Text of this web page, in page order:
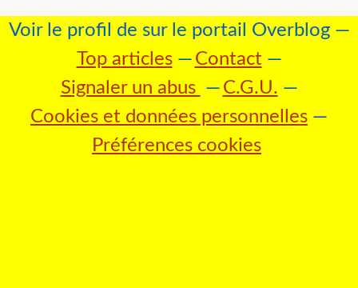
Voir le profil de sur le portail Overblog
Top articles
Contact
Signaler un abus
C.G.U.
Cookies et données personnelles
Préférences cookies